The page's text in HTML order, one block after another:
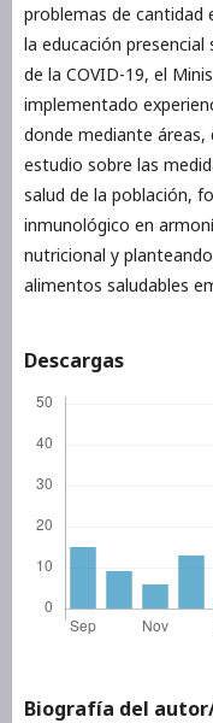
problemas de cantidad
la educación
de la COVID-19, el
implementado
donde mediante áreas,
estudio sobre las
salud de la población,
inmunológico en
nutricional y
alimentos saludables
Descargas
Biografía del